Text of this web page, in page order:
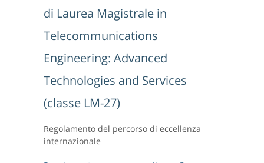
di Laurea Magistrale in
Telecommunications
Engineering: Advanced
Technologies and Services
(classe LM-27)
Regolamento del percorso di eccellenza
internazionale